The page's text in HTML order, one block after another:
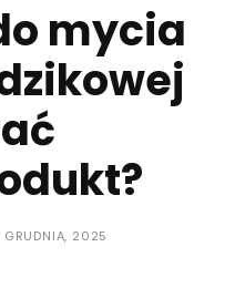
mycia
GRUDNIA, 2025